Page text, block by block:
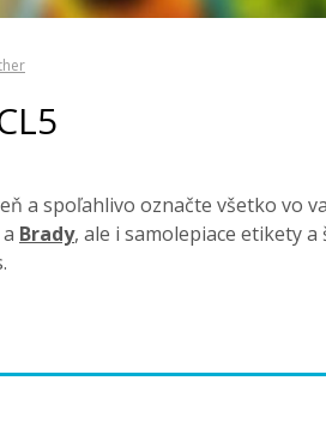
a spoľahlivo označte všetko vo
a Brady, ale i samolepiace etikety